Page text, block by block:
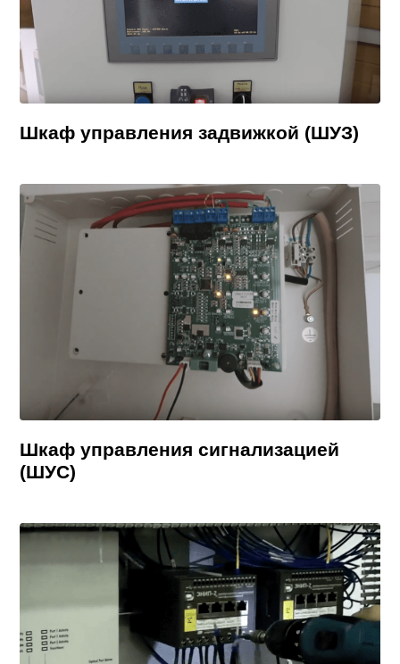
Шкаф управления задвижкой (ШУЗ)
Шкаф управления сигнализацией
(ШУС)